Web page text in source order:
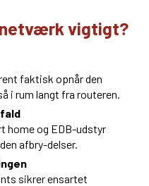
vigtigt?
faktisk opnår den
i rum langt fra routeren.
home og EDB-udstyr
afbry-delser.
sikrer ensartet